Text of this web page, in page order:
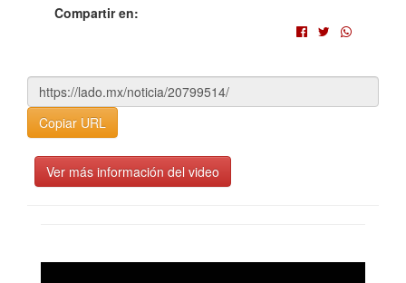
Compartir en:
Copiar URL
Ver más información del video